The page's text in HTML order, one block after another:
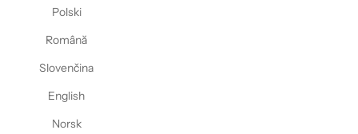
Polski
Română
Slovenčina
English
Norsk